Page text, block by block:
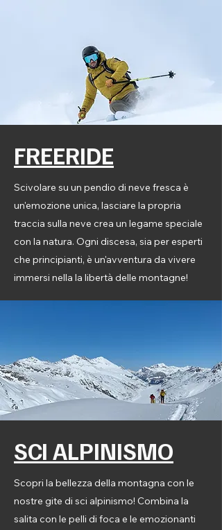
FREERIDE
Scivolare su un pendio di neve fresca è
un'emozione unica, lasciare la propria
traccia sulla neve crea un legame speciale
con la natura. Ogni discesa, sia per esperti
che principianti, è un'avventura da vivere
immersi nella la libertà delle montagne!
SCI ALPINISMO
Scopri la bellezza della montagna con le
nostre gite di sci alpinismo! Combina la
salita con le pelli di foca e le emozionanti